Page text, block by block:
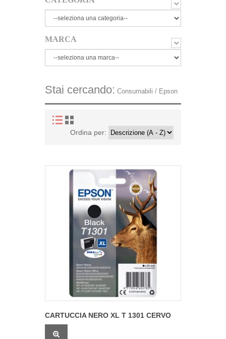
MARCA
Stai cercando: Consumabili / Epson
Ordina per:
CARTUCCIA NERO XL T 1301 CERVO